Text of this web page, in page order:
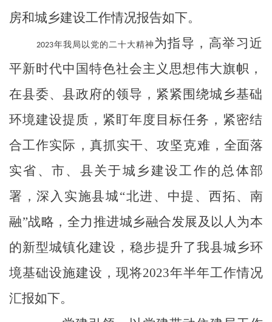
房和城乡建设工作情况报告如下。
2023年我局以党的二十大精神 为指导，高举习近
平新时代中国特色社会主义思想伟大旗帜，
在县委、县政府的领导， 紧紧围绕城乡基础
环境建设提质 ， 紧盯年度目标任务，紧密结
合工作实际， 真抓实干、攻坚克难 ， 全面落
实省、市、县关于城乡建设工作的总体部
署，深入实施县城“北进、中提、 西拓、南
融”战略， 全力推进城乡融合发展及以人为本
的新型城镇化建设 ，稳步提升了我县城乡环
境基础设施建设 ，现将2023年半年工作情况
汇报如下。